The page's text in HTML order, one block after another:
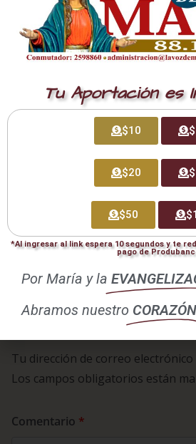
La Conmemoración de los
embre
Deja una respuesta
Tu dirección de correo
Los campos obligatorios están
Comentario *
Tu Aportación es
$10
$20
$50
*Al ingresar al link espera 10 segundos y te
pago de
Por María y la
Abramos nuestro CORAZÓN